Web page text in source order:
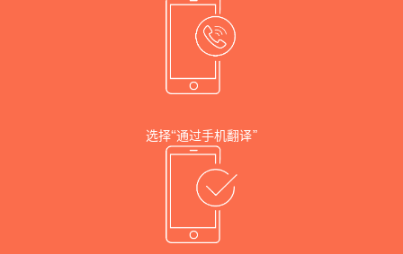
选择“通过手机翻译”